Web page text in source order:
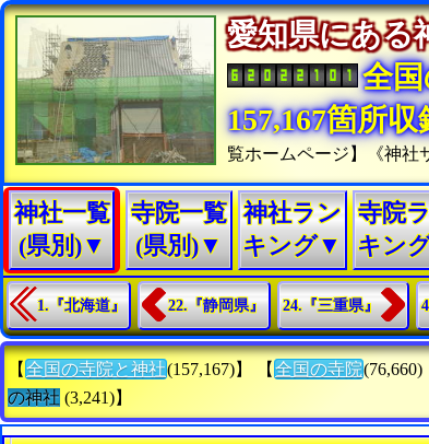
愛知県にあ
全
157,167箇所
覧ホームページ】《神社
神社一覧
(県別)▼
寺院一覧
(県別)▼
神社ラン
キング▼
寺院
キン
1.『北海道』 22.『静岡県』 24.『三重県』
【 全国の寺院と神社(157,167)】 【 全国の寺院(76,660)
の神社 (3,241)】